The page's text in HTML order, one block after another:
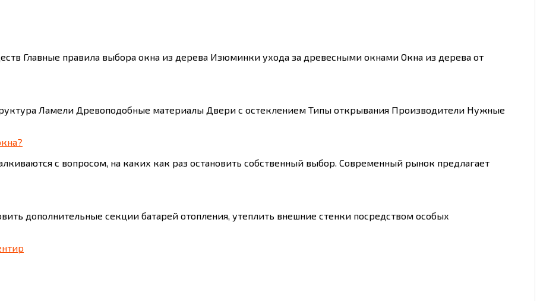
Главные правила выбора окна из дерева Изюминки ухода за древесными окнами Окна из дерева от
Ламели Древоподобные материалы Двери с остеклением Типы открывания Производители Нужные
с вопросом, на каких как раз остановить собственный выбор. Современный рынок предлагает
дополнительные секции батарей отопления, утеплить внешние стенки посредством особых